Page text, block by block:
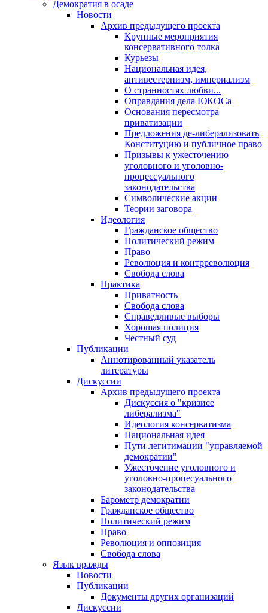
Демократия в осаде
Новости
Архив предыдущего проекта
Крупные мероприятия
консервативного толка
Курьезы
Национальная идея,
антивестернизм, империализм
О странностях любви...
Оправдания дела ЮКОСа
Основания пересмотра
приватизации
Предложения де-либерализовать
Конституцию и публичное право
Призывы к ужесточению
уголовного и уголовно-
процессуального
законодательства
Символические акции
Теории заговора
Идеология
Гражданское общество
Политический режим
Право
Революция и контрреволюция
Свобода слова
Практика
Приватность
Свобода слова
Справедливые выборы
Хорошая полиция
Честный суд
Публикации
Аннотированный указатель
литературы
Дискуссии
Архив предыдущего проекта
Дискуссия о "кризисе
либерализма"
Идеология консерватизма
Национальная идея
Пути легитимации "управляемой
демократии"
Ужесточение уголовного и
уголовно-процесуального
законодательства
Барометр демократии
Гражданское общество
Политический режим
Право
Революция и оппозиция
Свобода слова
Язык вражды
Новости
Публикации
Документы других организаций
Дискуссии